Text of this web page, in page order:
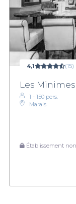
4,1 (15)
Les
1 - 150 pers.
Marais
Établissement